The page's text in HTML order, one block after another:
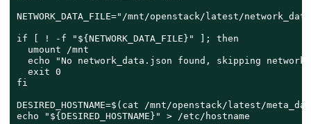
NETWORK_DATA_FILE="/mnt/openstack/latest/
if [ ! -f "${NETWORK_DATA_FILE}" ]; then
  umount /mnt
echo "No network_data.json found, skipping network
  exit 0
fi
DESIRED_HOSTNAME=$(cat /mnt/openstack/
echo "${DESIRED_HOSTNAME}" > /etc/hostname